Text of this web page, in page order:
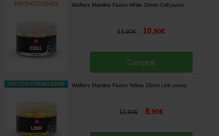
Wafters Mainline Fluoro White 15mm Cell [244364]
11,90€ 10,90€
Comprar
Wafters Mainline Fluoro Yellow 15mm Link [244363]
11,90€ 8,90€